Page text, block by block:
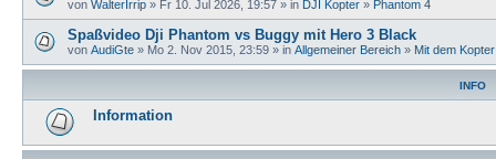
von WalterIrrip » Fr 10. Jul 2026, 19:57 » in DJI Kopter » Phantom 4
Spaßvideo Dji Phantom vs Buggy mit Hero 3 Black
von AudiGte » Mo 2. Nov 2015, 23:59 » in Allgemeiner Bereich » Mit dem
INFO
Information